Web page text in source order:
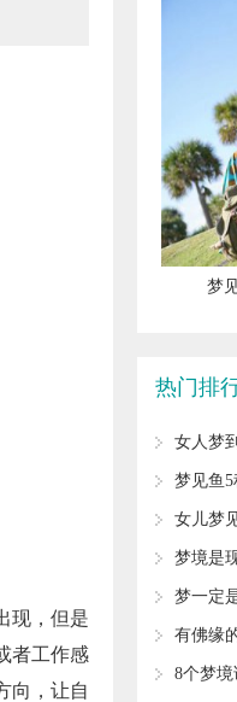
现，但是
者工作感
向，让自
梦
热门排
女人梦
自己掉
梦见鱼
女儿梦
梦境是
梦一定
有佛缘
​8个梦